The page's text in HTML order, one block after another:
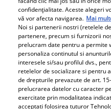
Salată de dovlecei cu
iaurt și usturoi – rețeta
perfectă pentru vară
confidențialitate. Aceste alegeri
vă vor afecta navigarea. Mai
Noi si partenerii nostri (retelele
partenere, precum si furnizorii
prelucram date pentru a permite
personaliza continutul si
interesele si/sau profilul dvs.,
retelelor de socializare si pentru
de drepturile prevazute de art.
prelucrarea datelor cu caracter
exercitate prin modalitatea
acceptati folosirea tuturor